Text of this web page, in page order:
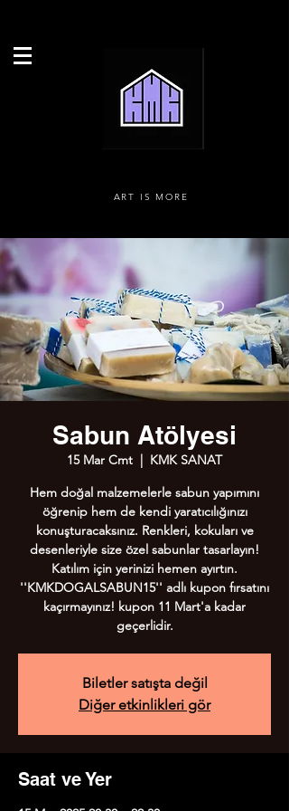
ART IS MORE
Sabun Atölyesi
15 Mar Cmt
  |
KMK SANAT
Hem doğal malzemelerle sabun yapımını
öğrenip hem de kendi yaratıcılığınızı
konuşturacaksınız. Renkleri, kokuları ve
desenleriyle size özel sabunlar tasarlayın!
Katılım için yerinizi hemen ayırtın.
''KMKDOGALSABUN15'' adlı kupon fırsatını
kaçırmayınız! kupon 11 Mart'a kadar
geçerlidir.
Biletler satışta değil
Diğer etkinlikleri gör
Saat ve Yer